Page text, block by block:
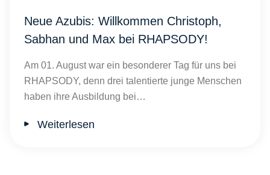
Neue Azubis: Willkommen Christoph,
Sabhan und Max bei RHAPSODY!
Am 01. August war ein besonderer Tag für uns bei
RHAPSODY, denn drei talentierte junge Menschen
haben ihre Ausbildung bei…
Weiterlesen